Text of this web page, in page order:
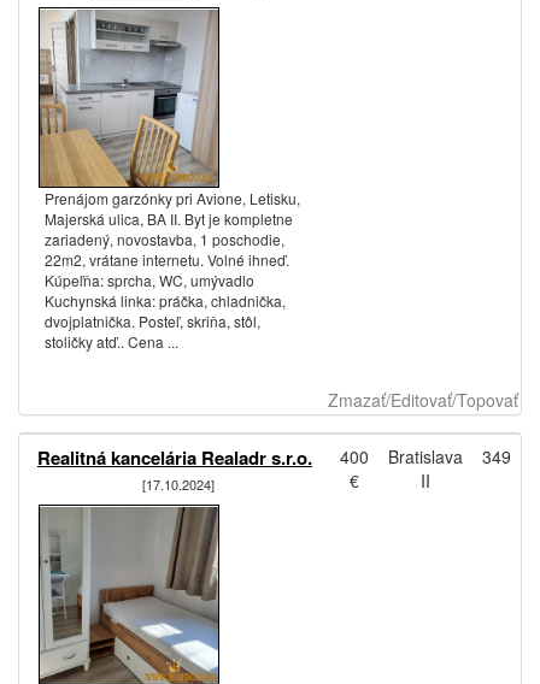
Prenájom garzónky pri Avione, Letisku,
Majerská ulica, BA II. Byt je kompletne
zariadený, novostavba, 1 poschodie,
22m2, vrátane internetu. Volné ihneď.
Kúpeľňa: sprcha, WC, umývadlo
Kuchynská linka: práčka, chladnička,
dvojplatnička. Posteľ, skriňa, stôl,
stoličky atď.. Cena ...
Zmazať/Editovať/Topovať
Realitná kancelária Realadr s.r.o.
[17.10.2024]
400
€
Bratislava
II
349